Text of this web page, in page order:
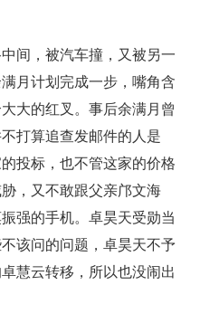
间，被汽车撞，又被另一
月计划完成一步，嘴角含
大的红叉。事后余满月曾
打算追查发邮件的人是
投标，也不管这家的价格
，又不敢跟父亲邝文海
强的手机。卓昊天受勋当
该问的问题，卓昊天不予
慧云转移，所以也没闹出